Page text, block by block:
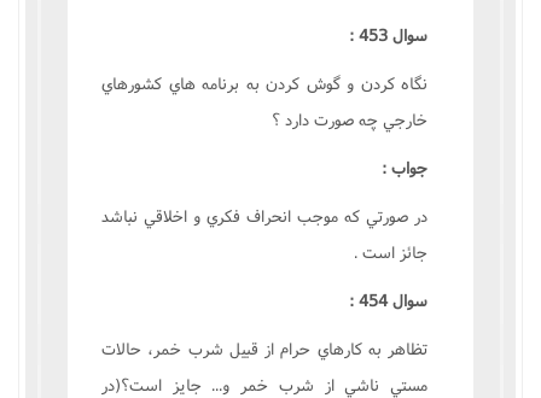
سوال 453 :
نگاه کردن و گوش کردن به برنامه هاي کشورهاي
خارجي چه صورت دارد ؟
جواب :
در صورتي که موجب انحراف فکري و اخلاقي نباشد
جائز است .
سوال 454 :
تظاهر به کارهاي حرام از قبيل شرب خمر، حالات
مستي ناشي از شرب خمر و... جايز است؟(در